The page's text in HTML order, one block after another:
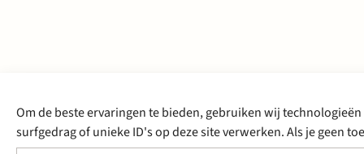
Om de beste ervaringen te bieden, gebruiken wij
surfgedrag of unieke ID's op deze site verwerken. Als je geen